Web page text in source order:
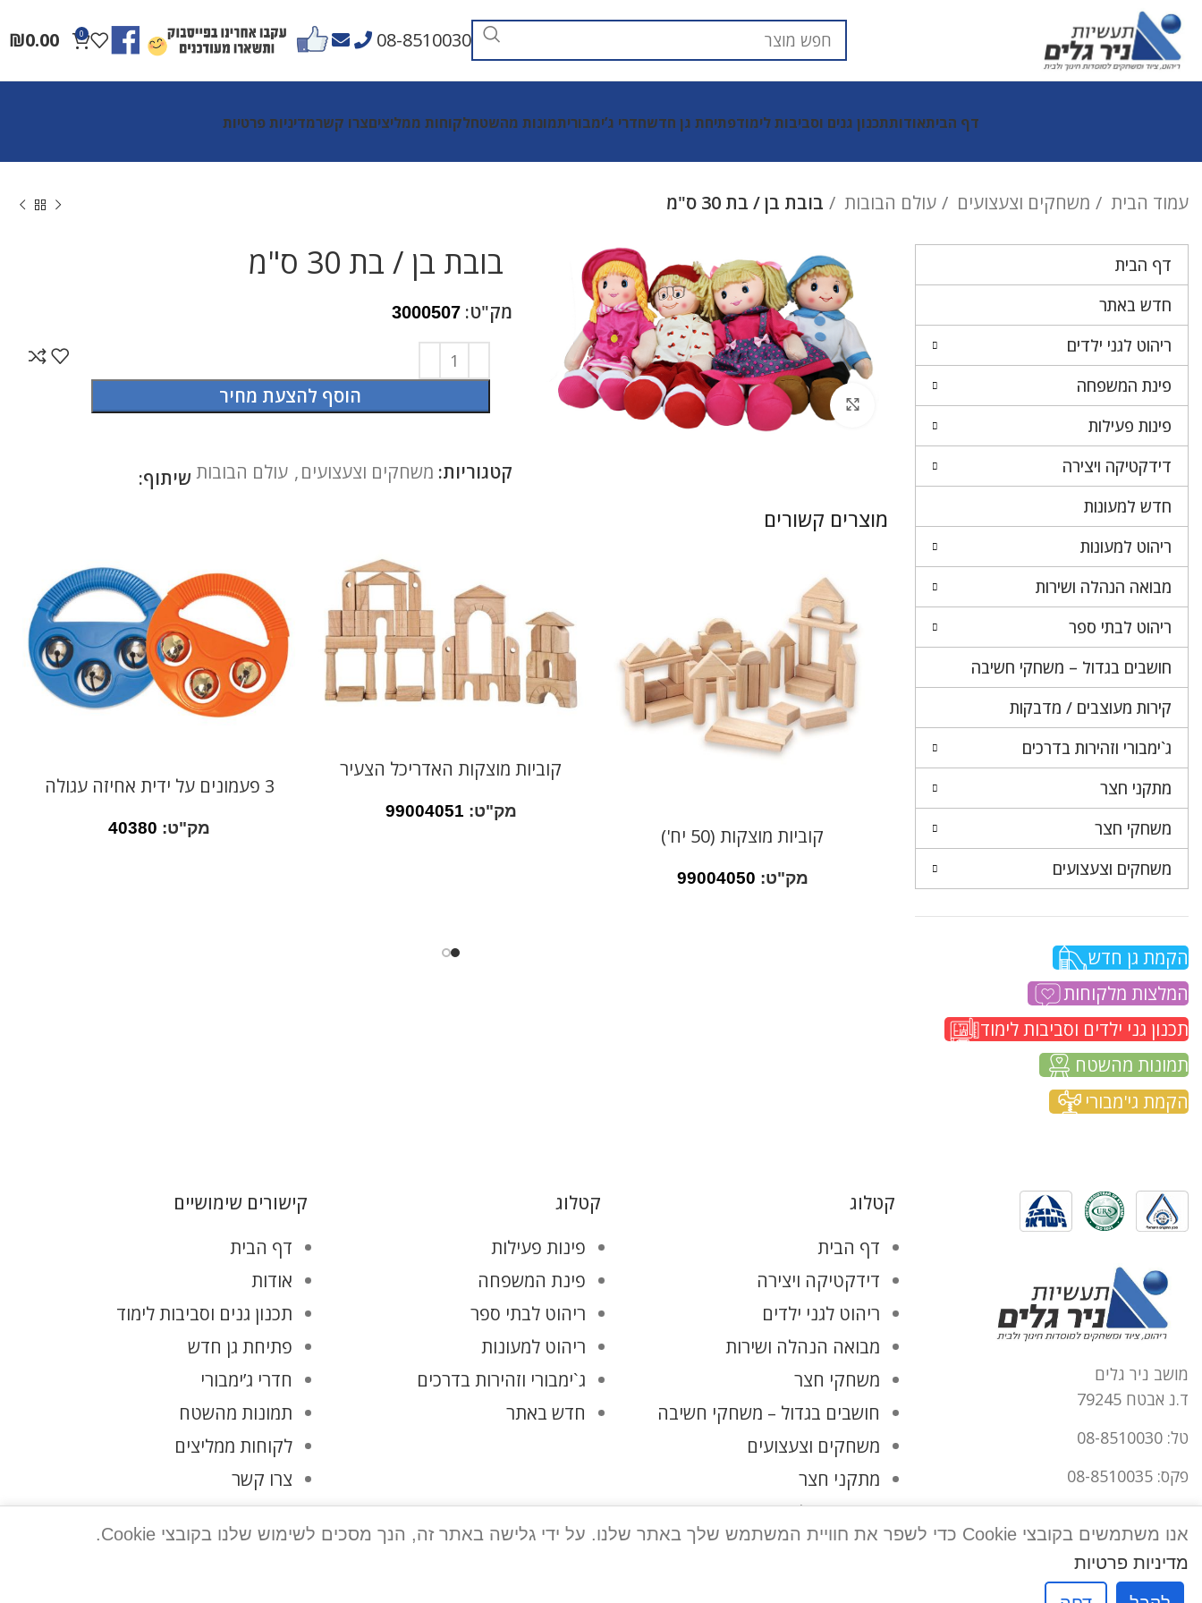
08-8510030
0
₪0.00
דף הביתאודותתכנון גנים וסביבות לימודפתיחת גן חדשחדרי ג’ימבוריתמונות מהשטחלקוחות ממליציםצרו קשרמדיניות פרטיות
עמוד הבית משחקים וצעצועים עולם הבובות בובת בן / בת 30 ס"מ
דף הבית
חדש באתר
ריהוט לגני ילדים
פינת המשפחה
פינות פעילות
דידקטיקה ויצירה
חדש למעונות
ריהוט למעונות
מבואה הנהלה ושירות
ריהוט לבתי ספר
חושבים בגדול – משחקי חשיבה
קירות מעוצבים / מדבקות
ג`ימבורי וזהירות בדרכים
מתקני חצר
משחקי חצר
משחקים וצעצועים
הקמת גן חדש
המלצות מלקוחות
תכנון גני ילדים וסביבות לימוד
תמונות מהשטח
הקמת גי'מבורי
לחץ להגדלה
בובת בן / בת 30 ס"מ
מק"ט: 3000507
הוסף להצעת מחיר
קטגוריות: משחקים וצעצועים, עולם הבובות שיתוף:
מוצרים קשורים
קוביות מוצקות (50 יח')
מק"ט: 99004050
קוביות מוצקות האדריכל הצעיר
מק"ט: 99004051
3 פעמונים על ידית אחיזה עגולה
מק"ט: 40380
מושב ניר גלים
ד.נ אבטח 79245
טל: 08-8510030
פקס: 08-8510035
קטלוג
דף הבית
דידקטיקה ויצירה
ריהוט לגני ילדים
מבואה הנהלה ושירות
משחקי חצר
חושבים בגדול – משחקי חשיבה
משחקים וצעצועים
מתקני חצר
החשבון שלי
קטלוג
פינות פעילות
פינת המשפחה
ריהוט לבתי ספר
ריהוט למעונות
ג`ימבורי וזהירות בדרכים
חדש באתר
קישורים שימושיים
דף הבית
אודות
תכנון גנים וסביבות לימוד
פתיחת גן חדש
חדרי ג’ימבורי
תמונות מהשטח
לקוחות ממליצים
צרו קשר
מדיניות פרטיות
אנו משתמשים בקובצי Cookie כדי לשפר את חוויית המשתמש שלך באתר שלנו. על ידי גלישה באתר זה, הנך מסכים לשימוש שלנו בקובצי Cookie.
מדיניות פרטיות